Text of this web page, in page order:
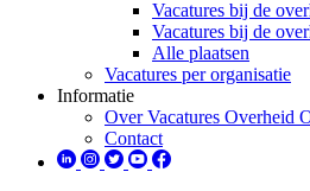
Vacatures bij de
Vacatures bij de
Alle plaatsen
Vacatures per organisatie
Informatie
Over Vacatures Overheid
Contact